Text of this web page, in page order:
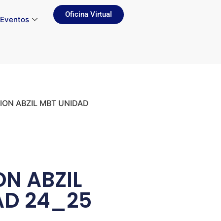
Eventos
Oficina Virtual
ABZIL MBT UNIDAD
ABZIL
24_25